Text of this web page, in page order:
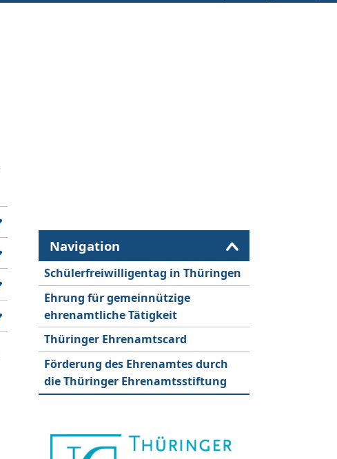
Navigation
Schülerfreiwilligentag in Thüringen
Ehrung für gemeinnützige
ehrenamtliche Tätigkeit
Thüringer Ehrenamtscard
Förderung des Ehrenamtes durch
die Thüringer Ehrenamtsstiftung